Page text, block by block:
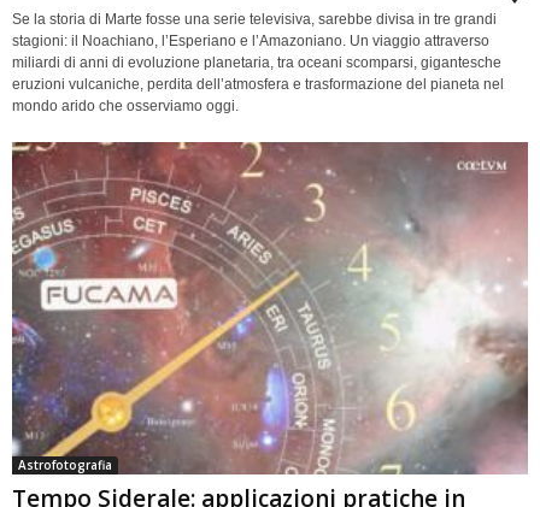
Se la storia di Marte fosse una serie televisiva, sarebbe divisa in tre grandi
stagioni: il Noachiano, l’Esperiano e l’Amazoniano. Un viaggio attraverso
miliardi di anni di evoluzione planetaria, tra oceani scomparsi, gigantesche
eruzioni vulcaniche, perdita dell’atmosfera e trasformazione del pianeta nel
mondo arido che osserviamo oggi.
Astrofotografia
Tempo Siderale: applicazioni pratiche in